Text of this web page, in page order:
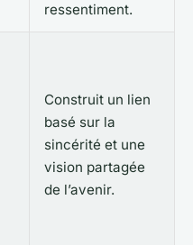
ressentiment.
Construit un lien
basé sur la
sincérité et une
vision partagée
de l’avenir.